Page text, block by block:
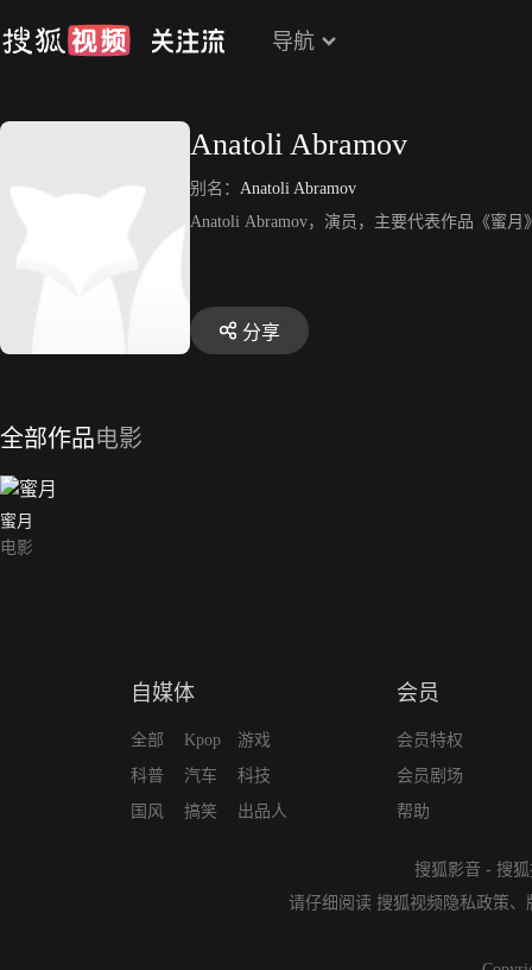
导航
Anatoli Abramov
别名： Anatoli Abramov
Anatoli Abramov，演员，主要代表作品《蜜月
分享
全部作品电影
蜜月
电影
自媒体
全部
科普
国风
Kpop
汽车
搞笑
游戏
科技
出品人
会员
会员特权
会员剧场
帮助
搜狐影音 - 搜
请仔细阅读 搜狐视频隐私政策、